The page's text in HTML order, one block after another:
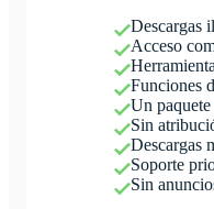
Descargas
Acceso
Funciones
Un
Sin
Descargas
Soporte
Sin